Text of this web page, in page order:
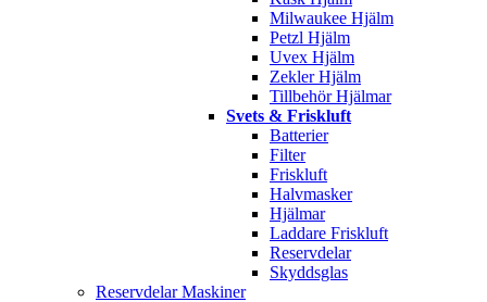
Milwaukee Hjälm
Petzl Hjälm
Uvex Hjälm
Zekler Hjälm
Tillbehör Hjälmar
Svets & Friskluft
Batterier
Filter
Friskluft
Halvmasker
Hjälmar
Laddare Friskluft
Reservdelar
Skyddsglas
Reservdelar Maskiner